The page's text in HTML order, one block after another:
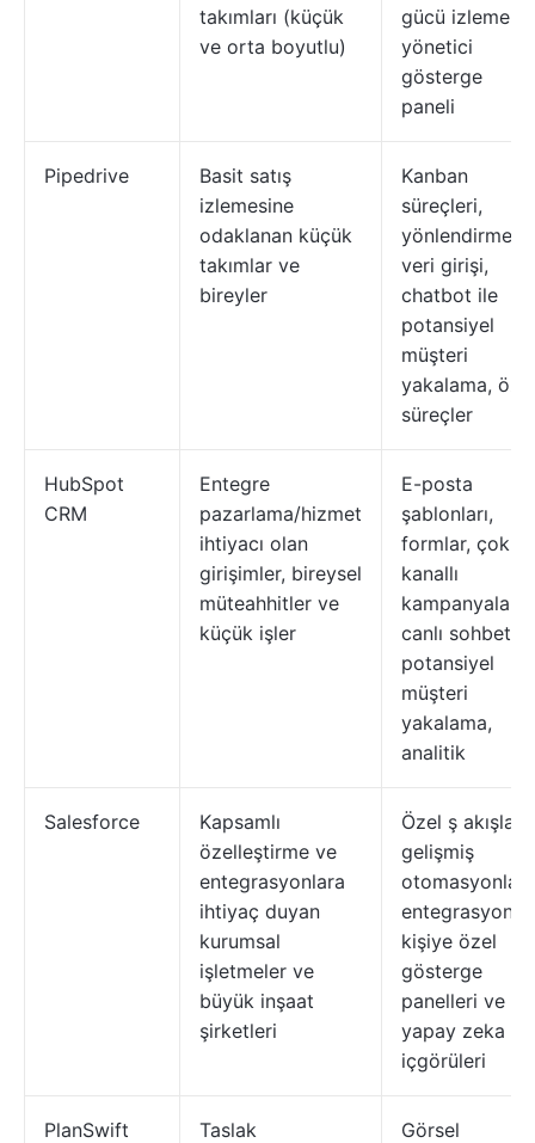
takımları (küçük
ve orta boyutlu)
gücü izleme
yönetici
gösterge
paneli
Pipedrive
Basit satış
izlemesine
odaklanan küçük
takımlar ve
bireyler
Kanban
süreçleri,
yönlendirmeli
veri girişi,
chatbot ile
potansiyel
müşteri
yakalama, özel
süreçler
HubSpot
CRM
Entegre
pazarlama/hizmet
ihtiyacı olan
girişimler, bireysel
müteahhitler ve
küçük işler
E-posta
şablonları,
formlar, çok
kanallı
kampanyalar,
canlı sohbet,
potansiyel
müşteri
yakalama,
analitik
Salesforce
Kapsamlı
özelleştirme ve
entegrasyonlara
ihtiyaç duyan
kurumsal
işletmeler ve
büyük inşaat
şirketleri
Özel ş akışları,
gelişmiş
otomasyonlar,
kişiye özel
gösterge
panelleri ve
yapay zeka
içgörüleri
PlanSwift
Taslak
Görsel